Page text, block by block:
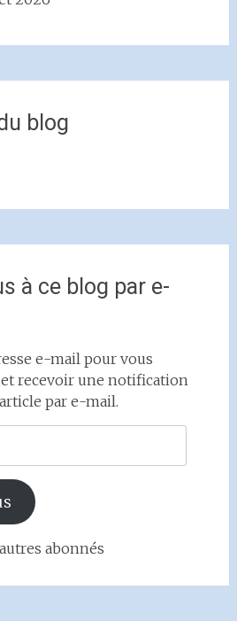
blog
à ce blog par e-
e-mail pour vous
recevoir une notification
par e-mail.
abonnés